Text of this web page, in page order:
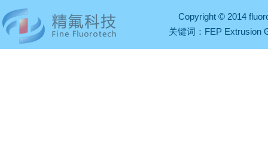
Copyright © 2014
关键词： FEP Extrusion